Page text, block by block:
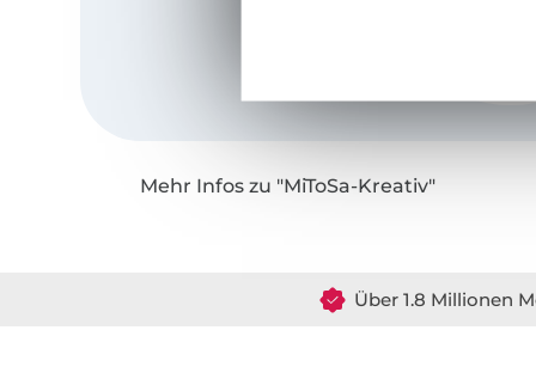
Mehr Infos zu "MiToSa-Kreativ"
Über 1.8 Millionen